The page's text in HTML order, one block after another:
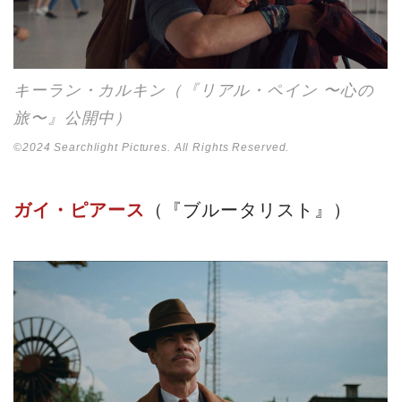
キーラン・カルキン（『リアル・ペイン 〜心の
旅〜』公開中）
©2024 Searchlight Pictures. All Rights Reserved.
ガイ・ピアース （『ブルータリスト』）